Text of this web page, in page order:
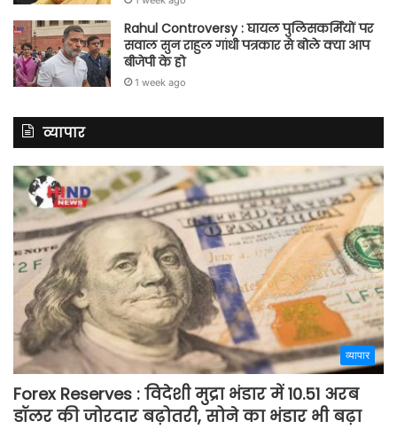
Rahul Controversy : घायल पुलिसकर्मियों पर
सवाल सुन राहुल गांधी पत्रकार से बोले क्या आप
बीजेपी के हो
1 week ago
व्यापार
व्यापार
Forex Reserves : विदेशी मुद्रा भंडार में 10.51 अरब
डॉलर की जोरदार बढ़ोतरी, सोने का भंडार भी बढ़ा